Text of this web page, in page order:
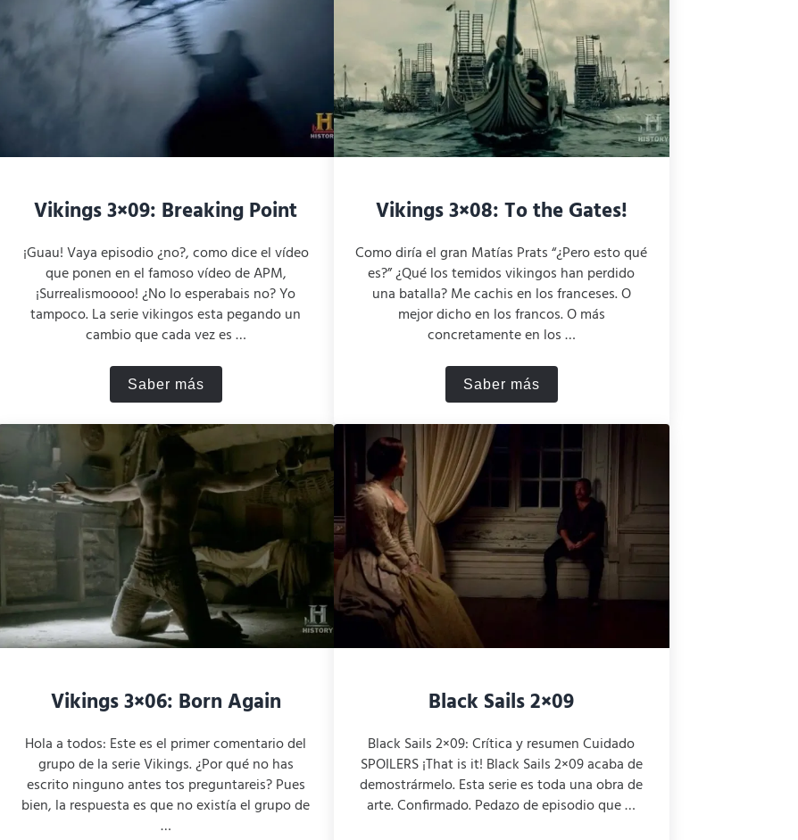
Vikings 3×09: Breaking Point
¡Guau! Vaya episodio ¿no?, como dice el vídeo
que ponen en el famoso vídeo de APM,
¡Surrealismoooo! ¿No lo esperabais no? Yo
tampoco. La serie vikingos esta pegando un
cambio que cada vez es …
Saber másVikings 3×09: Breaking Point
Vikings 3×08: To the Gates!
Como diría el gran Matías Prats “¿Pero esto qué
es?” ¿Qué los temidos vikingos han perdido
una batalla? Me cachis en los franceses. O
mejor dicho en los francos. O más
concretamente en los …
Saber másVikings 3×08: To the Gates!
Vikings 3×06: Born Again
Hola a todos: Este es el primer comentario del
grupo de la serie Vikings. ¿Por qué no has
escrito ninguno antes tos preguntareis? Pues
bien, la respuesta es que no existía el grupo de
…
Black Sails 2×09
Black Sails 2×09: Crítica y resumen Cuidado
SPOILERS ¡That is it! Black Sails 2×09 acaba de
demostrármelo. Esta serie es toda una obra de
arte. Confirmado. Pedazo de episodio que …